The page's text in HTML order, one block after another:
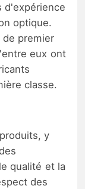
d'expérience
optique.
premier
eux ont
classe.
y
qualité et la
des